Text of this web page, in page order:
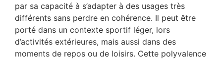
par sa capacité à s’adapter à des usages très
différents sans perdre en cohérence. Il peut être
porté dans un contexte sportif léger, lors
d’activités extérieures, mais aussi dans des
moments de repos ou de loisirs. Cette polyvalence